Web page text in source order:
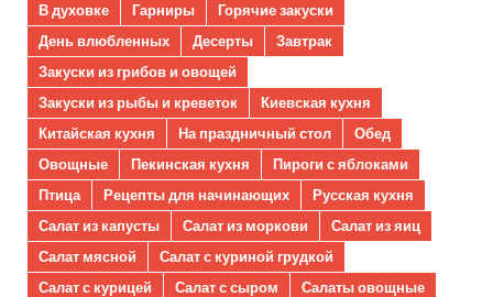
В духовке Гарниры
Горячие закуски
День влюбленных
Десерты
Завтрак
Закуски из грибов и овощей
Закуски из рыбы и креветок
Киевская кухня
Китайская кухня
На праздничный стол
Обед
Овощные
Пекинская кухня
Пироги с яблоками
Птица
Рецепты для начинающих
Русская кухня
Салат из капусты
Салат из моркови
Салат из яиц
Салат мясной
Салат с куриной грудкой
Салат с курицей
Салат с сыром
Салаты овощные